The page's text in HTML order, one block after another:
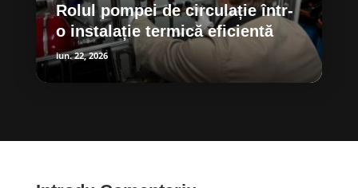
Rolul pompei de circulație într-
o instalație termică eficientă
iun. 22, 2026